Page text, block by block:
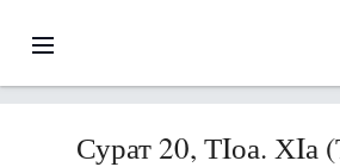
Сурат 20, ТIоа. ХIа